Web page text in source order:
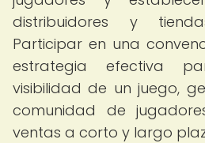
distribuidores y
Participar en una
estrategia efectiva
visibilidad de un juego,
comunidad de
ventas a corto y largo